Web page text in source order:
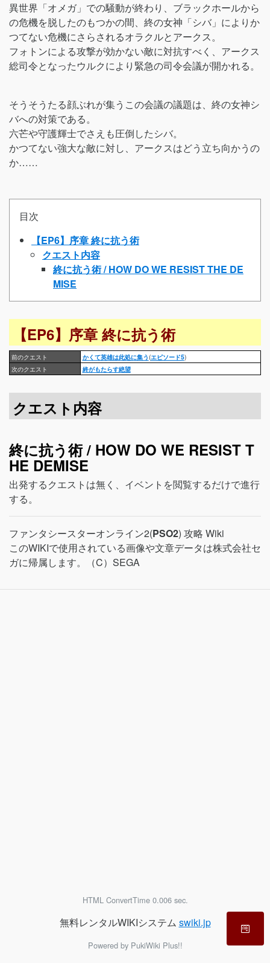
異世界「オメガ」での騒動が終わり、ブラックホールから
の危機を脱したのもつかの間、終の女神「シバ」によりか
つてない危機にさらされるオラクルとアークス。
フォトンによる攻撃が効かない敵に対抗すべく、アークス
総司令となったウルクにより緊急の司令会議が開かれる。
そうそうたる顔ぶれが集うこの会議の議題は、終の女神シ
バへの対策である。
六芒や守護輝士でさえも圧倒したシバ。
かつてない強大な敵に対し、アークスはどう立ち向かうの
か……
目次
【EP6】序章 終に抗う術
クエスト内容
終に抗う術 / HOW DO WE RESIST THE DE
MISE
【EP6】序章 終に抗う術
前のクエスト かくて英雄は此処に集う(エピソード5)
次のクエスト
終がもたらす絶望
クエスト内容
終に抗う術 / HOW DO WE RESIST T
HE DEMISE
出発するクエストは無く、イベントを閲覧するだけで進行
する。
ファンタシースターオンライン2(PSO2) 攻略 Wiki
このWIKIで使用されている画像や文章データは株式会社セ
ガに帰属します。（C）SEGA
HTML ConvertTime 0.006 sec.
無料レンタルWIKIシステム swiki.jp
Powered by PukiWiki Plus!!